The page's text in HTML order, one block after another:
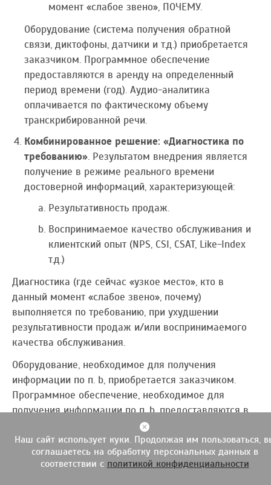
момент «слабое звено», ПОЧЕМУ.
Оборудование (система получения обратной
связи, диктофоны, датчики и т.д.) приобретается
заказчиком. Программное обеспечение
предоставляются в аренду на определенный
период времени (год). Аудио-аналитика
оплачивается по фактическому объему
транскрибированной речи.
Комбинированное решение: «Диагностика по
требованию». Результатом внедрения является
получение в режиме реального времени
достоверной информаций, характеризующей:
Результативность продаж.
Воспринимаемое качество обслуживания и
клиентский опыт (NPS, CSI, CSAT, Like-Index
т.д.)
Диагностика (где сейчас «узкое место», кто в
данный момент «слабое звено», почему)
выполняется по требованию, при ухудшении
результативности продаж и/или воспринимаемого
качества обслуживания.
Оборудование, необходимое для получения
информации по п. b, приобретается заказчиком.
Программное обеспечение, необходимое для
получения информации по п. b, предоставляются в
аренду на определенный период времени (год).
Оборудование и программное обеспечение,
необходимые для диагностики ухудшения
результативности продаж и/или воспринимаемого
Наш сайт использует куки. Продолжая им пользоваться,
соглашаетесь на обработку персональных данных в
соответствии с политикой конфиденциальности